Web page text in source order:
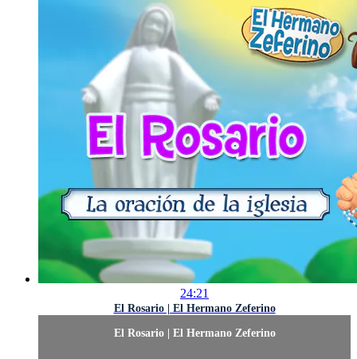
24:21
El Rosario | El Hermano Zeferino
El Rosario | El Hermano Zeferino